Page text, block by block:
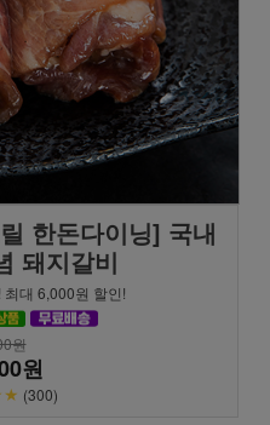
한돈다이닝] 국내
돼지갈비
대 6,000원 할인!
원
원
(300)